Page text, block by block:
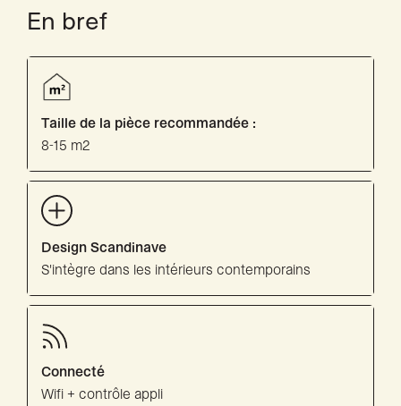
En bref
Taille de la pièce recommandée :
8-15 m2
Design Scandinave
S'intègre dans les intérieurs contemporains
Connecté
Wifi + contrôle appli